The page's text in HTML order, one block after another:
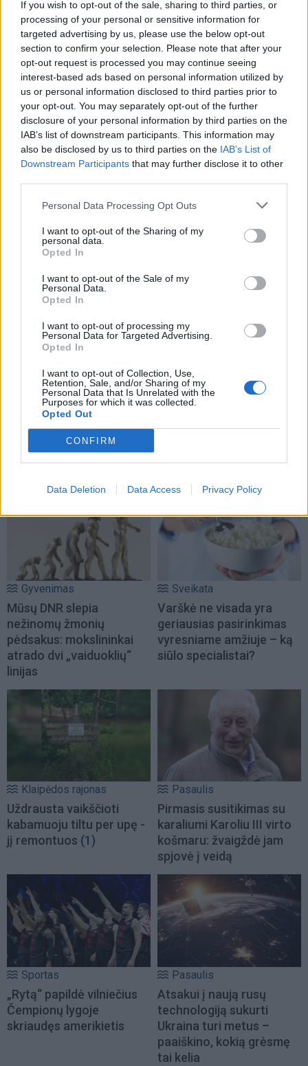
If you wish to opt-out of the sale, sharing to third parties, or
processing of your personal or sensitive information for
targeted advertising by us, please use the below opt-out
section to confirm your selection. Please note that after your
opt-out request is processed you may continue seeing
interest-based ads based on personal information utilized by
us or personal information disclosed to third parties prior to
your opt-out. You may separately opt-out of the further
disclosure of your personal information by third parties on the
IAB’s list of downstream participants. This information may
also be disclosed by us to third parties on the IAB’s List of
Downstream Participants that may further disclose it to other
Personal Data Processing Opt Outs
I want to opt-out of the Sharing of my
personal data.
Opted In
I want to opt-out of the Sale of my
Personal Data.
Opted In
I want to opt-out of processing my
Personal Data for Targeted Advertising.
Opted In
I want to opt-out of Collection, Use,
Retention, Sale, and/or Sharing of my
Personal Data that Is Unrelated with the
Purposes for which it was collected.
Opted Out
CONFIRM
Data Deletion Data Access Privacy Policy
byloje į laisvę paleistas
vienas įtariamųjų (3)
vos be namų neliko
keturios šeimos
Pasaulis
„Sterbliniai dronai“:
Ukraina ėmė taikyti naują
kovinę taktiką
Laisvalaikis
Sužinokite pagal savo
gimimo datą, kas buvote
Gyvenimas
Mūsų DNR slepia
nežinomų žmonių
pėdsakus: mokslininkai
atrado dvi „vaiduoklių“
linijas
Sveikata
Varškė ne visada yra
geriausias pasirinkimas
vyresniame amžiuje – ką
siūlo specialistai?
Klaipėdos rajonas
Uždrausta vaikščioti
kabamuoju tiltu per upę -
jį remontuos (1)
Pasaulis
Pirmasis susitikimas su
karaliumi Karoliu III virto
košmaru: žvaigždė jam
spjovė į veidą
Sportas
„Rytą“ papildė vilniečius
Čempionų lygoje
skriaudęs amerikietis
Pasaulis
Atsakui į naują rusų
technologiją sukurti
Ukraina turi metus –
paaiškino, kokią grėsmę
tai kelia